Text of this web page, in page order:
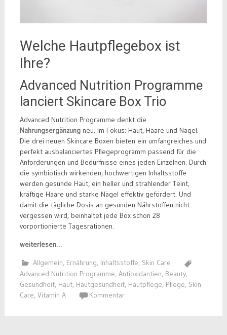
Welche Hautpflegebox ist
Ihre?
Advanced Nutrition Programme
lanciert Skincare Box Trio
Advanced Nutrition Programme denkt die
Nahrungsergänzungneu. Im Fokus: Haut, Haare und Nägel.
Die drei neuen Skincare Boxen bieten ein umfangreiches und
perfekt ausbalanciertes Pflegeprogramm passend für die
Anforderungen und Bedürfnisse eines jeden Einzelnen. Durch
die symbiotisch wirkenden, hochwertigen Inhaltsstoffe
werden gesunde Haut, ein heller und strahlender Teint,
kräftige Haare und starke Nägel effektiv gefördert. Und
damit die tägliche Dosis an gesunden Nährstoffen nicht
vergessen wird, beinhaltet jede Box schon 28
vorportionierte Tagesrationen.
weiterlesen…
Allgemein, Ernährung, Inhaltsstoffe, Skin Care
Advanced Nutrition Programme, Antioxidantien, Beauty,
Gesundheit, Haut, Hautgesundheit, Hautpflege, Pflege, Skin
Care, Vitamin A Kommentar